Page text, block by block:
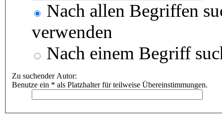
Nach allen Begriffen
verwenden
Nach einem Begriff
Zu suchender Autor:
Benutze ein * als Platzhalter für teilweise Übereinstimmungen.